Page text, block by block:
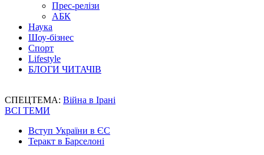
Прес-релізи
АБК
Наука
Шоу-бізнес
Спорт
Lifestyle
БЛОГИ ЧИТАЧІВ
СПЕЦТЕМА: Війна в Ірані
ВСІ ТЕМИ
Вступ України в ЄС
Теракт в Барселоні